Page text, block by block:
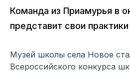
Команда из Приамурья в
представит свои
Музей школы села Новое
Всероссийского конкурса